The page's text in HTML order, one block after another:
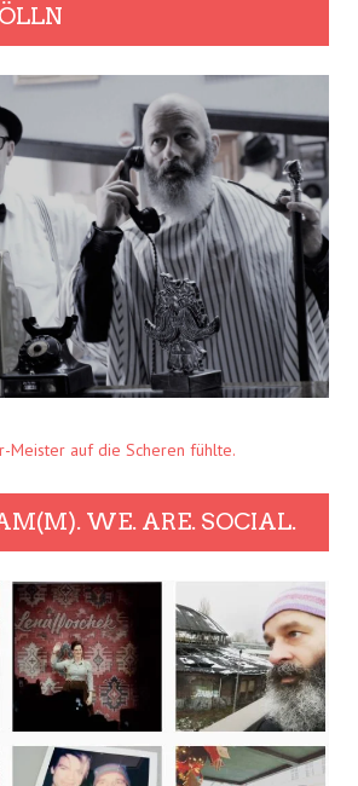
Meister auf die Scheren fühlte.
WE. ARE. SOCIAL.